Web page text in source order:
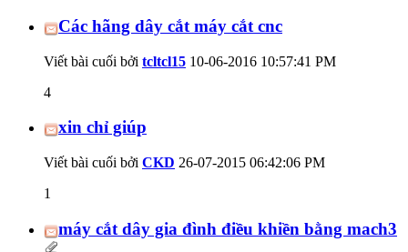
Các hãng dây cắt máy cắt cnc
Viết bài cuối bởi tcltcl15 10-06-2016 10:57:41 PM
4
xin chỉ giúp
Viết bài cuối bởi CKD 26-07-2015 06:42:06 PM
1
máy cắt dây gia đình điều khiền bằng mach3